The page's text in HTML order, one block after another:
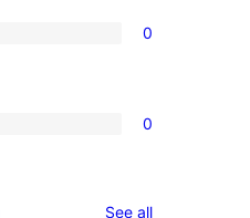
0
0
See allreviews